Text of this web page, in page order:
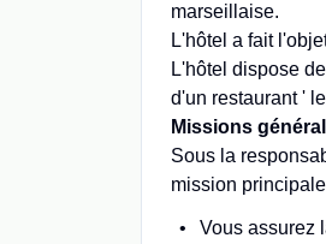
marseillaise.
L'hôtel a fait
L'hôtel dispose
d'un restaurant '
Missions
Sous la
mission
Vous assurez